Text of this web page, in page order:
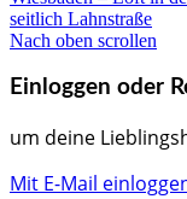
seitlich Lahnstraße
Nach oben scrollen
Einloggen oder
um deine
Mit E-Mail